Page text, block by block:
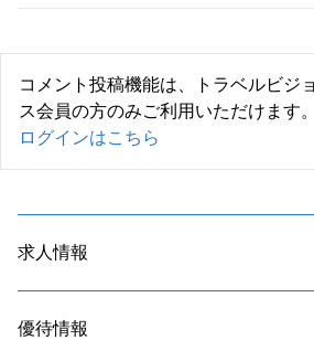
コメント投稿機能は、トラベルビジ
ス会員の方のみご利用いただけます。
ログインはこちら
求人情報
優待情報